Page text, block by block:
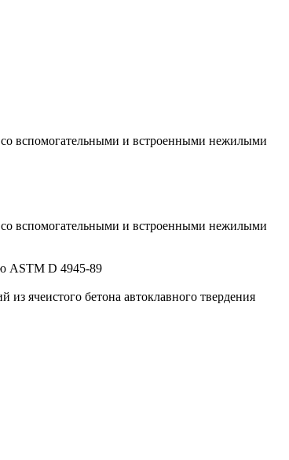
вспомогательными и встроенными нежилыми
вспомогательными и встроенными нежилыми
ASTM D 4945-89
ячеистого бетона автоклавного твердения